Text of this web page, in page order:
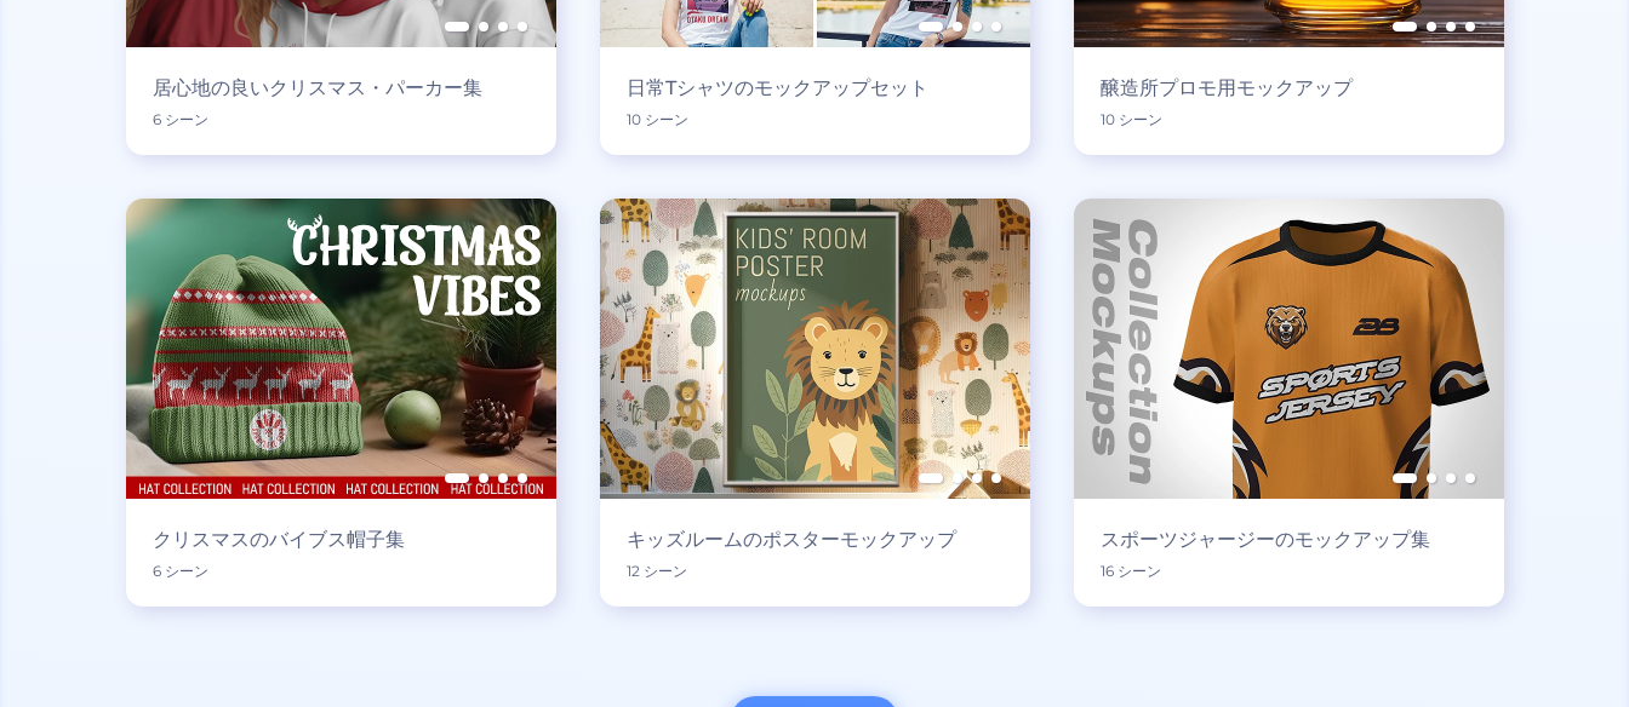
居心地の良いクリスマス・パーカー集
6 シーン
日常Tシャツのモックアップセット
10 シーン
醸造所プロモ用モックアップ
10 シーン
クリスマスのバイブス帽子集
6 シーン
キッズルームのポスターモックアップ
12 シーン
スポーツジャージーのモックアップ集
16 シーン